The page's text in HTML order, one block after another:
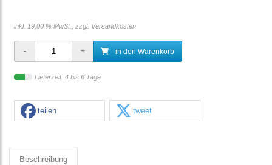
inkl. 19,00 % MwSt., zzgl. Versandkosten
in den Warenkorb
Lieferzeit: 4 bis 6 Tage
teilen tweet
Beschreibung